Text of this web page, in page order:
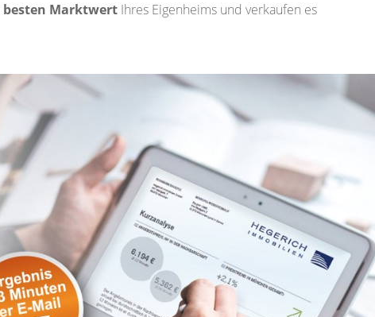
besten MarktwertIhres Eigenheims und verkaufen es